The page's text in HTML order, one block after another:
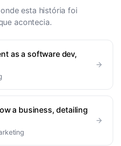
esta história foi
acontecia.
as a software dev,
a business, detailing